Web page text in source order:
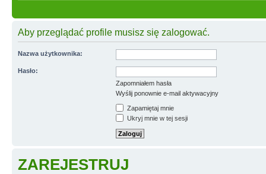
Aby przeglądać profile musisz się zalogować.
Nazwa użytkownika:
Hasło:
Zapomniałem hasła
Wyślij ponownie e-mail aktywacyjny
Zapamiętaj mnie
Ukryj mnie w tej sesji
ZAREJESTRUJ